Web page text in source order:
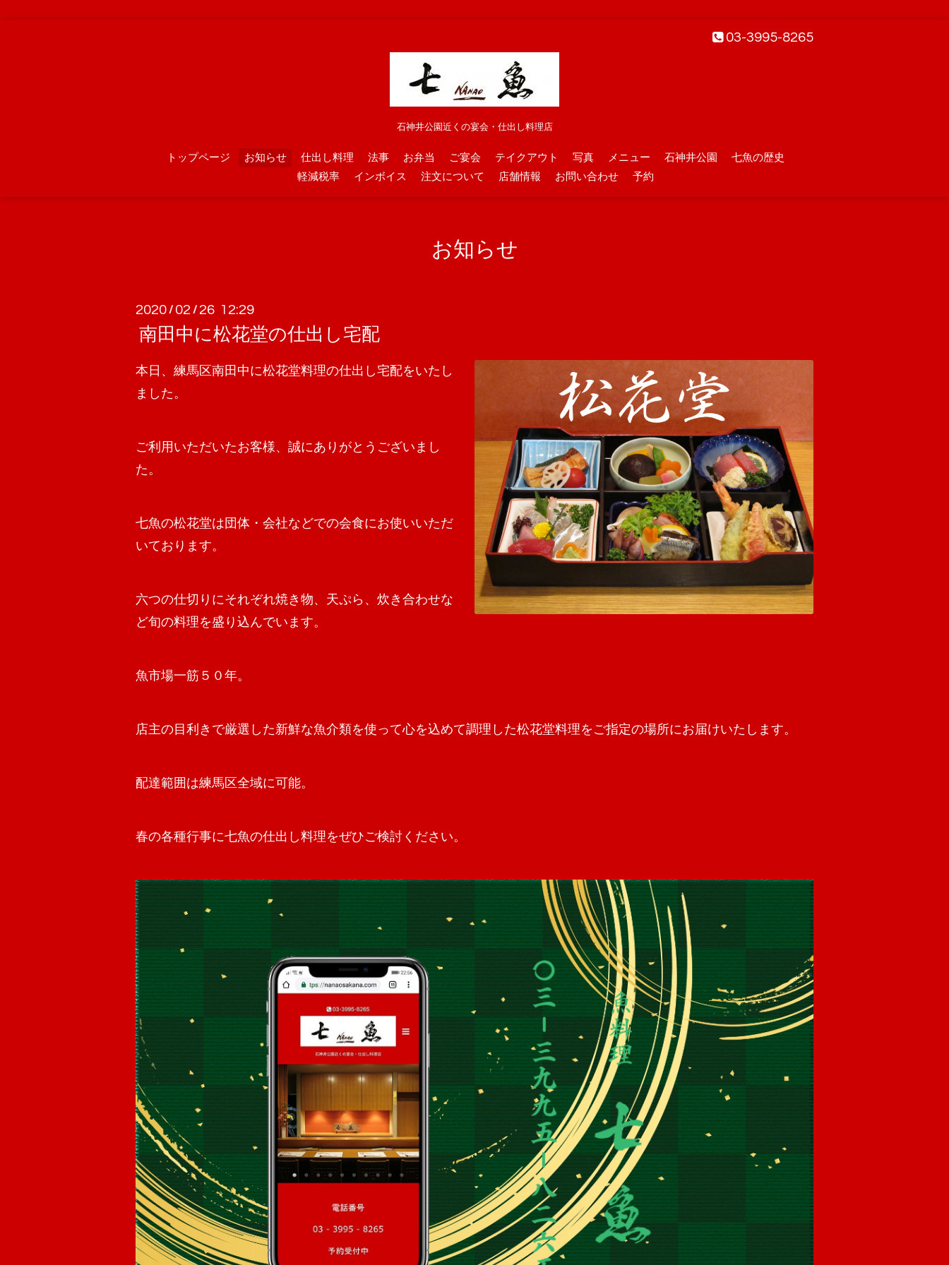
03-3995-8265
石神井公園近くの宴会・仕出し料理店
トップページ お知らせ 仕出し料理 法事 お弁当 ご宴会 テイクアウト 写真 メニュー 石神井公園
七魚の歴史
軽減税率
インボイス 注文について 店舗情報 お問い合わせ 予約
お知らせ
2020 / 02 / 26 12:29
南田中に松花堂の仕出し宅配
本日、練馬区南田中に松花堂料理の仕出し宅配をいたし
ました。
ご利用いただいたお客様、誠にありがとうございまし
た。
七魚の松花堂は団体・会社などでの会食にお使いいただ
いております。
六つの仕切りにそれぞれ焼き物、天ぷら、炊き合わせな
ど旬の料理を盛り込んでいます。
魚市場一筋５０年。
店主の目利きで厳選した新鮮な魚介類を使って心を込めて調理した松花堂料理をご指定の場所にお届けいたします。
配達範囲は練馬区全域に可能。
春の各種行事に七魚の仕出し料理をぜひご検討ください。